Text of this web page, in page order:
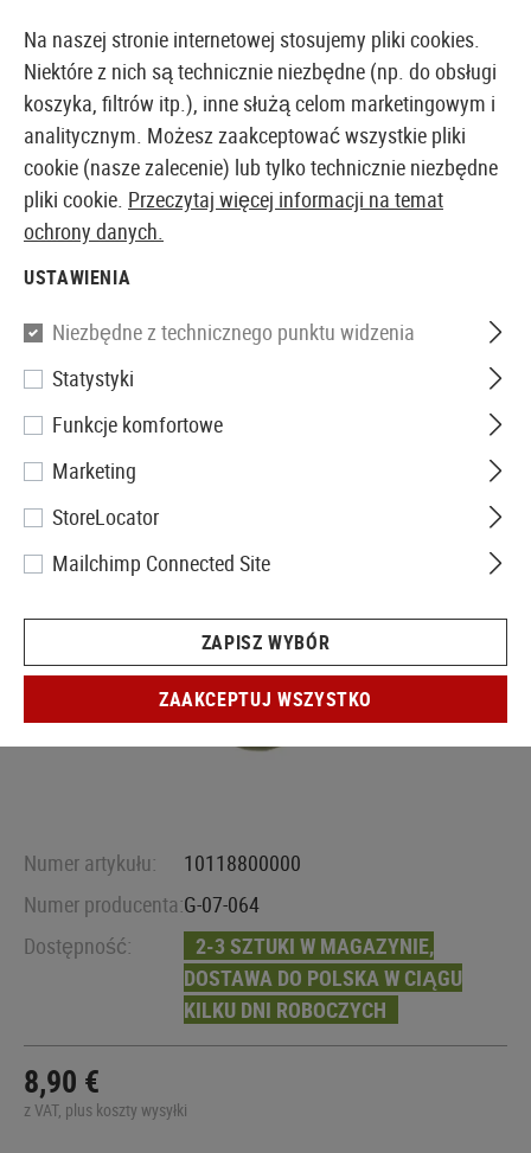
EUROPEJSKI AIRSOFT SKLEP I HURTOWNIA
Strona główna
M26 BB-Behälter
Numer artykułu:
10118800000
Numer producenta:G-07-064
Dostępność:
2-3 SZTUKI W MAGAZYNIE,
DOSTAWA DO POLSKA W CIĄGU
KILKU DNI ROBOCZYCH
8,90 €
z VAT, plus koszty wysyłki
Na naszej stronie internetowej stosujemy pliki cookies.
Niektóre z nich są technicznie niezbędne (np. do obsługi
koszyka, filtrów itp.), inne służą celom marketingowym i
analitycznym. Możesz zaakceptować wszystkie pliki
cookie (nasze zalecenie) lub tylko technicznie niezbędne
pliki cookie. Przeczytaj więcej informacji na temat
ochrony danych.
USTAWIENIA
Niezbędne z technicznego punktu widzenia
Statystyki
Funkcje komfortowe
Marketing
StoreLocator
Mailchimp Connected Site
ZAPISZ WYBÓR
ZAAKCEPTUJ WSZYSTKO